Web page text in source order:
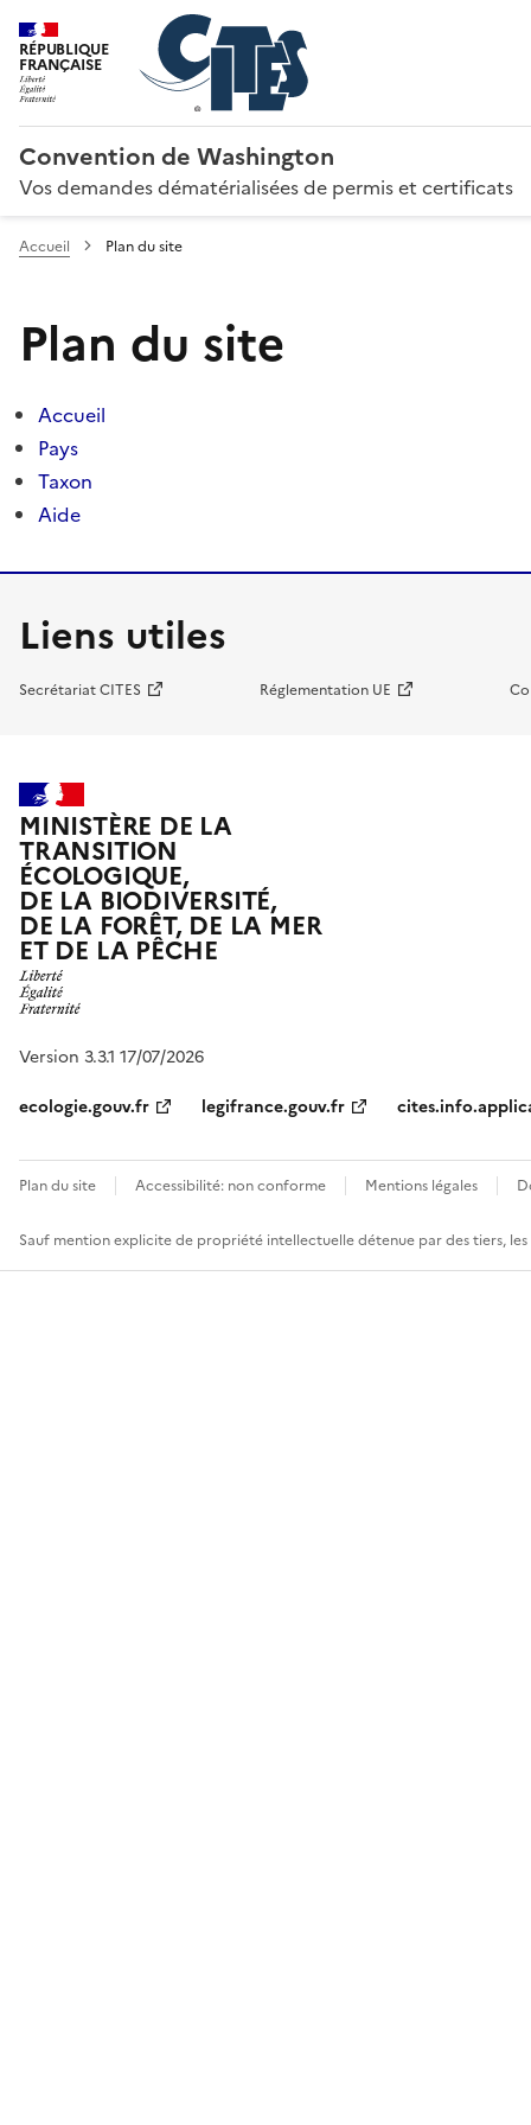
RÉPUBLIQUE
FRANÇAISE
Convention de Washington
Vos demandes dématérialisées de permis et certificats
Accueil Plan du site
Plan du site
Accueil
Pays
Taxon
Aide
Liens utiles
Secrétariat CITES Réglementation UE
MINISTÈRE DE LA
TRANSITION
ÉCOLOGIQUE,
DE LA BIODIVERSITÉ,
DE LA FORÊT, DE LA MER
ET DE LA PÊCHE
Version 3.3.1 17/07/2026
ecologie.gouv.fr
legifrance.gouv.fr
Plan du site Accessibilité: non conforme Mentions légales
Sauf mention explicite de propriété intellectuelle détenue par des tiers,